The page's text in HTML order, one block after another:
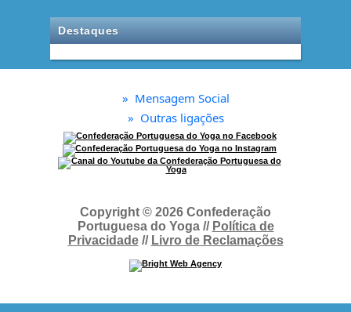
Destaques
» Mensagem Social
» Outras ligações
Copyright © 2026 Confederação
Portuguesa do Yoga // Política de
Privacidade// Livro de Reclamações